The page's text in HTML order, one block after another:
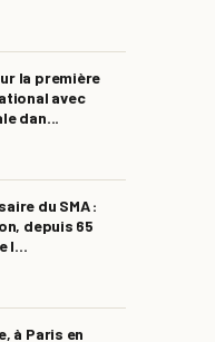
la première
avec
dan...
du SMA :
depuis 65
l...
à Paris en